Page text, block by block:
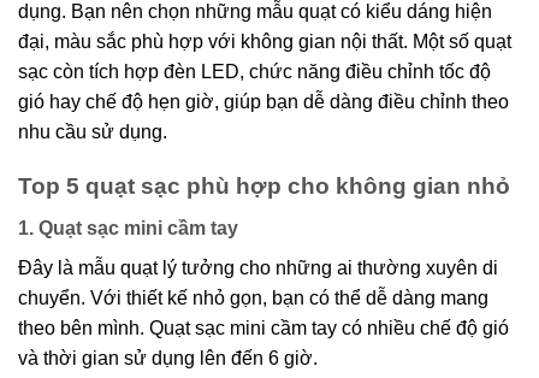
dụng. Bạn nên chọn những mẫu quạt có kiểu dáng hiện
đại, màu sắc phù hợp với không gian nội thất. Một số quạt
sạc còn tích hợp đèn LED, chức năng điều chỉnh tốc độ
gió hay chế độ hẹn giờ, giúp bạn dễ dàng điều chỉnh theo
nhu cầu sử dụng.
Top 5 quạt sạc phù hợp cho không gian nhỏ
1. Quạt sạc mini cầm tay
Đây là mẫu quạt lý tưởng cho những ai thường xuyên di
chuyển. Với thiết kế nhỏ gọn, bạn có thể dễ dàng mang
theo bên mình. Quạt sạc mini cầm tay có nhiều chế độ gió
và thời gian sử dụng lên đến 6 giờ.